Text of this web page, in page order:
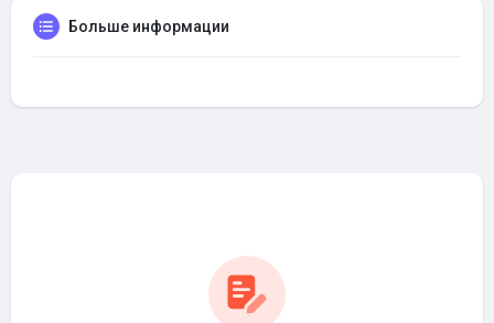
Больше информации